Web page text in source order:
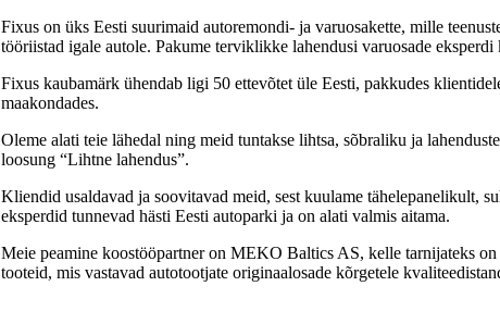
Fixus on üks Eesti suurimaid autoremondi- ja varuosakette, mille
tööriistad igale autole. Pakume terviklikke lahendusi varuosade eksperdi
Fixus kaubamärk ühendab ligi 50 ettevõtet üle Eesti, pakkudes
maakondades.
Oleme alati teie lähedal ning meid tuntakse lihtsa, sõbraliku ja
loosung “Lihtne lahendus”.
Kliendid usaldavad ja soovitavad meid, sest kuulame tähelepanelikult,
eksperdid tunnevad hästi Eesti autoparki ja on alati valmis aitama.
Meie peamine koostööpartner on MEKO Baltics AS, kelle tarnijateks
tooteid, mis vastavad autotootjate originaalosade kõrgetele